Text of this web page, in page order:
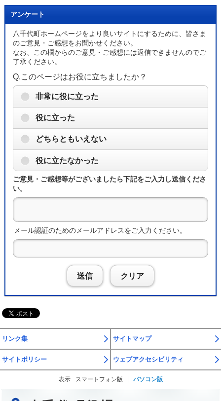
アンケート
八千代町ホームページをより良いサイトにするために、皆さま
のご意見・ご感想をお聞かせください。
なお、この欄からのご意見・ご感想には返信できませんのでご
了承ください。
Q.このページはお役に立ちましたか？
非常に役に立った
役に立った
どちらともいえない
役に立たなかった
ご意見・ご感想等がございましたら下記をご入力し送信くださ
い。
メール認証のためのメールアドレスをご入力ください。
送信 クリア
リンク集 サイトマップ
サイトポリシー ウェブアクセシビリティ
表示 スマートフォン版 パソコン版